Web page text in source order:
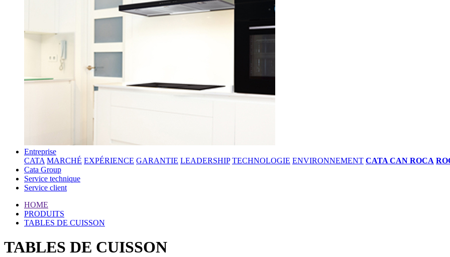
Entreprise
CATA MARCHÉ EXPÉRIENCE GARANTIE LEADERSHIP TECHNOLOGIE ENVIRONNEMENT CATA CAN ROCA
Cata Group
Service technique
Service client
HOME
PRODUITS
TABLES DE CUISSON
TABLES DE CUISSON